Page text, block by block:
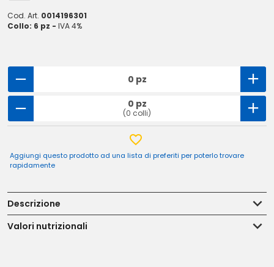
Cod. Art. 0014196301
Collo: 6 pz - IVA 4%
0 pz
0 pz
(0 colli)
Aggiungi questo prodotto ad una lista di preferiti per poterlo trovare
rapidamente
Descrizione
Valori nutrizionali